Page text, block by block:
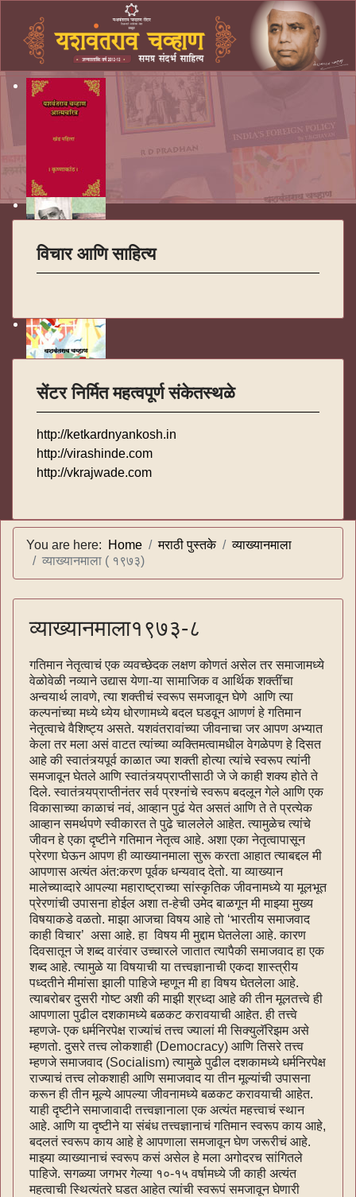
विचार आणि साहित्य
सेंटर निर्मित महत्वपूर्ण संकेतस्थळे
http://ketkardnyankosh.in
http://virashinde.com
http://vkrajwade.com
You are here: Home मराठी पुस्तके
व्याख्यानमाला
व्याख्यानमाला ( १९७३)
व्याख्यानमाला१९७३-८
गतिमान नेतृत्वाचं एक व्यवच्छेदक लक्षण कोणतं असेल तर समाजामध्ये
वेळोवेळी नव्याने उद्यास येणा-या सामाजिक व आर्थिक शक्तींचा
अन्वयार्थ लावणे, त्या शक्तीचं स्वरूप समजावून घेणे आणि त्या
कल्पनांच्या मध्ये ध्येय धोरणामध्ये बदल घडवून आणणं हे गतिमान
नेतृत्वाचे वैशिष्ट्य असते. यशवंतरावांच्या जीवनाचा जर आपण अभ्यात
केला तर मला असं वाटत त्यांच्या व्यक्तिमत्वामधील वेगळेपण हे दिसत
आहे की स्वातंत्र्यपूर्व काळात ज्या शक्ती होत्या त्यांचे स्वरूप त्यांनी
समजावून घेतले आणि स्वातंत्र्यप्राप्तीसाठी जे जे काही शक्य होते ते
दिले. स्वातंत्र्यप्राप्तीनंतर सर्व प्रश्नांचे स्वरूप बदलून गेले आणि एक
विकासाच्या काळाचं नवं, आव्हान पुढं येत असतं आणि ते ते प्रत्येक
आव्हान समर्थपणे स्वीकारत ते पुढे चाललेले आहेत. त्यामुळेच त्यांचे
जीवन हे एका दृष्टीने गतिमान नेतृत्व आहे. अशा एका नेतृत्वापासून
प्रेरणा घेऊन आपण ही व्याख्यानमाला सुरू करता आहात त्याबद्दल मी
आपणास अत्यंत अंत:करण पूर्वक धन्यवाद देतो. या व्याख्यान
मालेच्याव्दारे आपल्या महाराष्ट्राच्या सांस्कृतिक जीवनामध्ये या मूलभूत
प्रेरणांची उपासना होईल अशा त-हेची उमेद बाळगून मी माझ्या मुख्य
विषयाकडे वळतो. माझा आजचा विषय आहे तो ‘भारतीय समाजवाद
काही विचार’ असा आहे. हा विषय मी मुद्दाम घेतलेला आहे. कारण
दिवसातून जे शब्द वारंवार उच्चारले जातात त्यापैकी समाजवाद हा एक
शब्द आहे. त्यामुळे या विषयाची या तत्त्वज्ञानाची एकदा शास्त्रीय
पध्दतीने मीमांसा झाली पाहिजे म्हणून मी हा विषय घेतलेला आहे.
त्याबरोबर दुसरी गोष्ट अशी की माझी श्रध्दा आहे की तीन मूलतत्त्वे ही
आपणाला पुढील दशकामध्ये बळकट करावयाची आहेत. ही तत्त्वे
म्हणजे- एक धर्मनिरपेक्ष राज्यांचं तत्त्व ज्यालां मी सिक्युलॅरिझम असे
म्हणतो. दुसरे तत्त्व लोकशाही (Democracy) आणि तिसरे तत्त्व
म्हणजे समाजवाद (Socialism) त्यामुळे पुढील दशकामध्ये धर्मनिरपेक्ष
राज्याचं तत्त्व लोकशाही आणि समाजवाद या तीन मूल्यांची उपासना
करून ही तीन मूल्ये आपल्या जीवनामध्ये बळकट करावयाची आहेत.
याही दृष्टीने समाजावादी तत्त्वज्ञानाला एक अत्यंत महत्त्वाचं स्थान
आहे. आणि या दृष्टीने या संबंध तत्त्वज्ञानाचं गतिमान स्वरूप काय आहे,
बदलतं स्वरूप काय आहे हे आपणाला समजावून घेण जरूरीचं आहे.
माझ्या व्याख्यानाचं स्वरूप कसं असेल हे मला अगोदरच सांगितले
पाहिजे. सगळ्या जगभर गेल्या १०-१५ वर्षामध्ये जी काही अत्यंत
महत्वाची स्थित्यंतरे घडत आहेत त्यांची स्वरूपं समजावून घेणारी